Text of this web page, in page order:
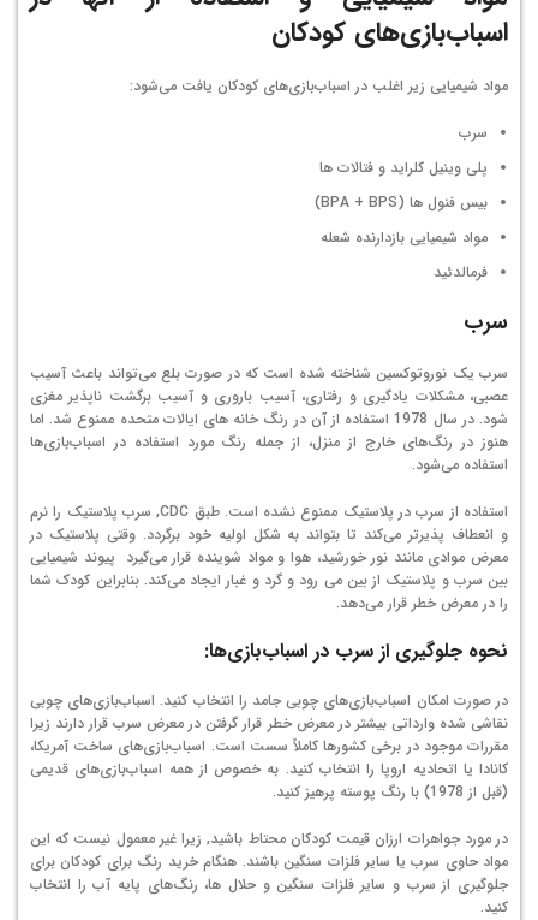
اسباب‌بازی‌های کودکان
مواد شیمیایی زیر اغلب در اسباب‌بازی‌های کودکان یافت می‌شود:
سرب
پلی وینیل کلراید و فتالات ها
بیس فنول ها (BPA + BPS)
مواد شیمیایی بازدارنده شعله
فرمالدئید
سرب
سرب یک نوروتوکسین شناخته شده است که در صورت بلع می‌تواند باعث آسیب
عصبی، مشکلات یادگیری و رفتاری، آسیب باروری و آسیب برگشت ناپذیر مغزی
شود. در سال 1978 استفاده از آن در رنگ خانه های ایالات متحده ممنوع شد. اما
هنوز در رنگ‌‌های خارج از منزل، از جمله رنگ مورد استفاده در اسباب‌بازی‌ها
استفاده می‌شود.
استفاده از سرب در پلاستیک ممنوع نشده است. طبق CDC, سرب پلاستیک را نرم
و انعطاف پذیرتر می‌کند تا بتواند به شکل اولیه خود برگردد. وقتی پلاستیک در
معرض موادی مانند نور خورشید، هوا و مواد شوینده قرار می‌گیرد پیوند شیمیایی
بین سرب و پلاستیک از بین می رود و گرد و غبار ایجاد می‌کند. بنابراین کودک شما
را در معرض خطر قرار می‌دهد.
نحوه جلوگیری از سرب در اسباب‌بازی‌ها:
در صورت امکان اسباب‌بازی‌های چوبی جامد را انتخاب کنید. اسباب‌بازی‌های چوبی
نقاشی شده وارداتی بیشتر در معرض خطر قرار گرفتن در معرض سرب قرار دارند زیرا
مقررات موجود در برخی کشورها کاملاً سست است. اسباب‌بازی‌های ساخت آمریکا،
کانادا یا اتحادیه اروپا را انتخاب کنید. به خصوص از همه اسباب‌بازی‌های قدیمی
(قبل از 1978) با رنگ پوسته پرهیز کنید.
در مورد جواهرات ارزان قیمت کودکان محتاط باشید, زیرا غیر معمول نیست که این
مواد حاوی سرب یا سایر فلزات سنگین باشند. هنگام خرید رنگ برای کودکان برای
جلوگیری از سرب و سایر فلزات سنگین و حلال ها، رنگ‌های پایه آب را انتخاب
کنید.